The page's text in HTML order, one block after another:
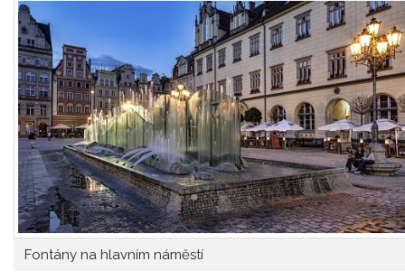
Fontány na hlavním náměstí